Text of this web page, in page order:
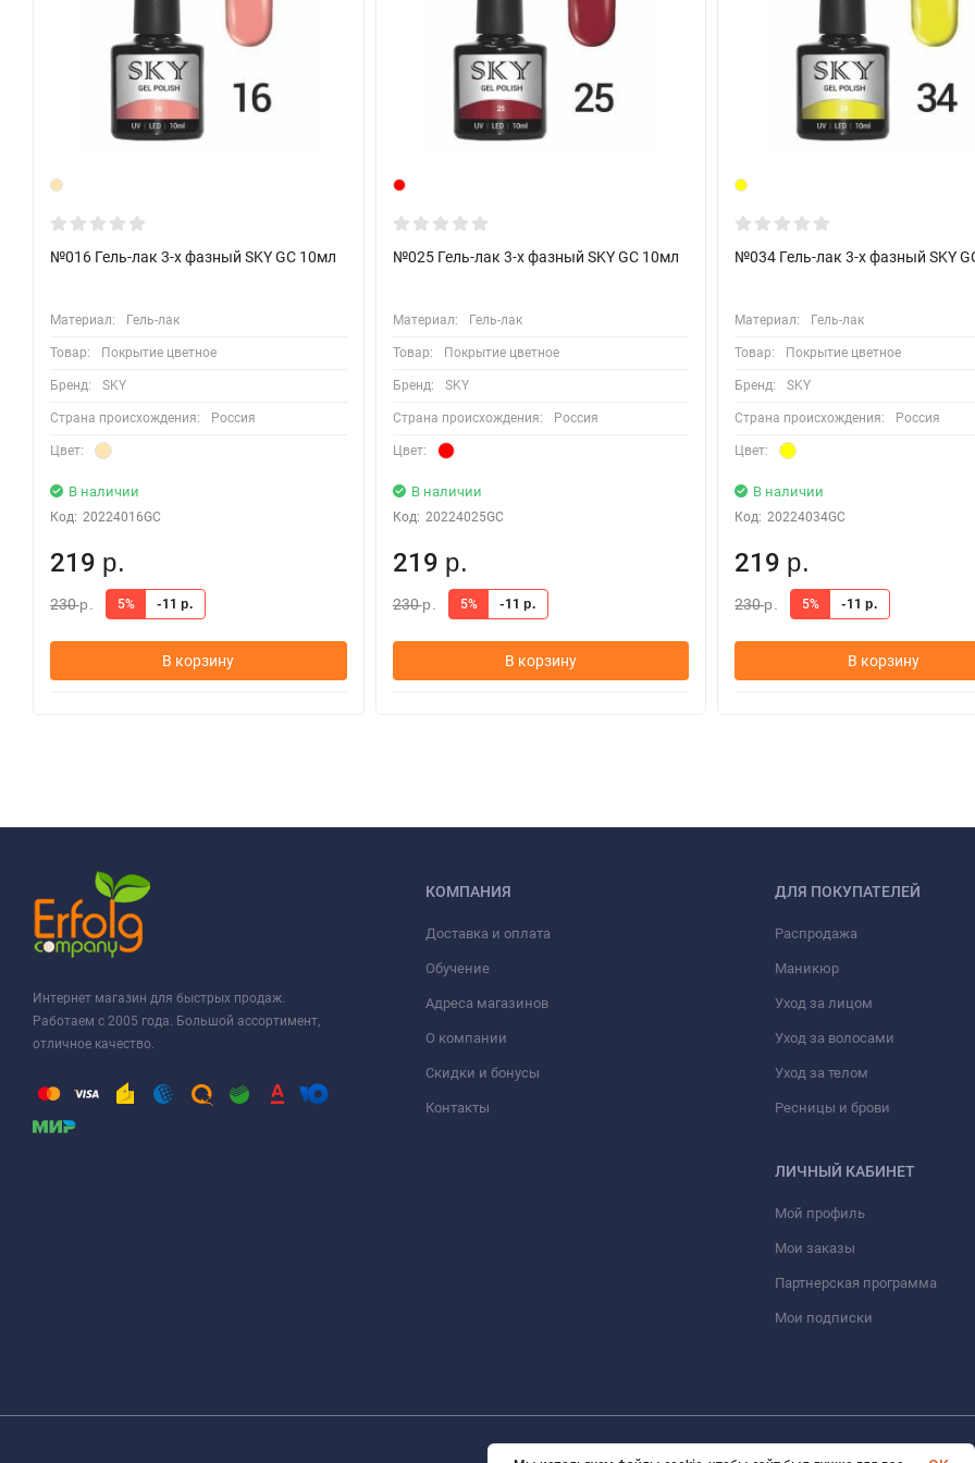
Нанесите второй слой цвета и просушите в лампе
Нанесите финишное покрытие "TOP COAT" и просушите в лампе
Удалите липкий слой
Удаление гель-лака:
• Смочите ватный спонж жидкостью для снятия гель-лака
• Деликатно удалите гель-лак с помощью апельсиновой палочки
№016 Гель-лак 3-х фазный SKY GC 10мл
Материал: Гель-лак
Товар: Покрытие цветное
Бренд: SKY
Страна происхождения: Россия
Цвет:
В наличии
Код: 20224016GC
219 р.
230р. 5% -11 р.
В корзину
№025 Гель-лак 3-х фазный SKY GC 10мл
Материал: Гель-лак
Товар: Покрытие цветное
Бренд: SKY
Страна происхождения: Россия
Цвет:
В наличии
Код: 20224025GC
219 р.
230р. 5% -11 р.
В корзину
№034 Гель-лак 3-х фазный SKY
Материал: Гель-лак
Товар: Покрытие цветное
Бренд: SKY
Страна происхождения: Россия
Цвет:
В наличии
Код: 20224034GC
219 р.
230р. 5% -11 р.
В корзину
Интернет магазин для быстрых продаж.
Работаем с 2005 года. Большой ассортимент,
отличное качество.
КОМПАНИЯ
Доставка и оплата
Обучение
Адреса магазинов
О компании
Скидки и бонусы
Контакты
ДЛЯ ПОКУПАТЕЛЕЙ
Распродажа
Маникюр
Уход за лицом
Уход за волосами
Уход за телом
Ресницы и брови
ЛИЧНЫЙ КАБИНЕТ
Мой профиль
Мои заказы
Партнерская программа
Мои подписки
© 2026 Erfolg Cosmetics. Все права защищены